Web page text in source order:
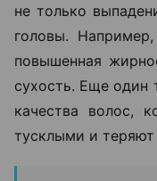
не только
головы.
повышенная
сухость. Еще один
качества волос,
тусклыми и теряют